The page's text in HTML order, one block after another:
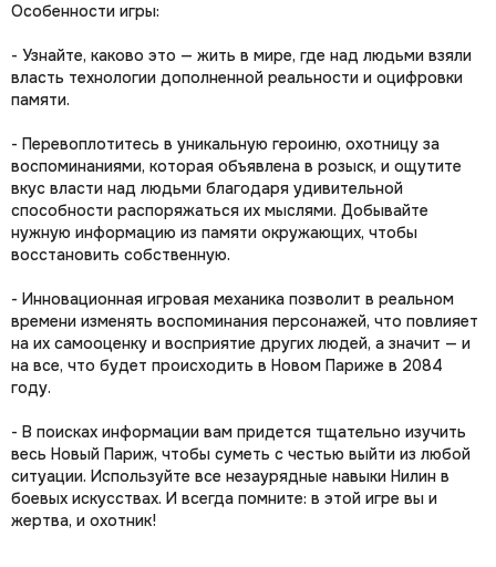
Особенности игры:
- Узнайте, каково это — жить в мире, где над людьми взяли
власть технологии дополненной реальности и оцифровки
памяти.
- Перевоплотитесь в уникальную героиню, охотницу за
воспоминаниями, которая объявлена в розыск, и ощутите
вкус власти над людьми благодаря удивительной
способности распоряжаться их мыслями. Добывайте
нужную информацию из памяти окружающих, чтобы
восстановить собственную.
- Инновационная игровая механика позволит в реальном
времени изменять воспоминания персонажей, что повлияет
на их самооценку и восприятие других людей, а значит — и
на все, что будет происходить в Новом Париже в 2084
году.
- В поисках информации вам придется тщательно изучить
весь Новый Париж, чтобы суметь с честью выйти из любой
ситуации. Используйте все незаурядные навыки Нилин в
боевых искусствах. И всегда помните: в этой игре вы и
жертва, и охотник!